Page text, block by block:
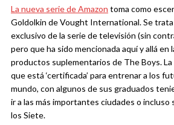
La nueva serie de Amazon toma como
Goldolkin de Vought International. Se
exclusivo de la serie de televisión (sin
pero que ha sido mencionada aquí y allá en
productos suplementarios de The Boys. La
que está ‘certificada’ para entrenar a los
mundo, con algunos de sus graduados
ir a las más importantes ciudades o incluso
los Siete.